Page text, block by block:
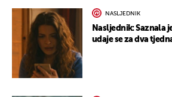
NASLJEDNIK
Nasljednik: Saznala
udaje se za dva